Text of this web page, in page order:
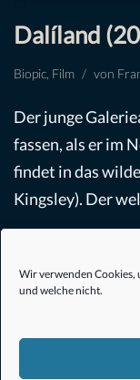
Wir verwenden Cookies,
und welche nicht.
Dalíland
Biopic Film von
Der junge
fassen, als er im
findet in das
Kingsley). Der